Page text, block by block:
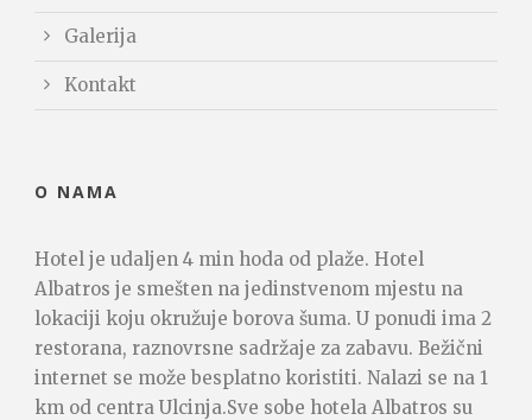
Galerija
Kontakt
O NAMA
Hotel je udaljen 4 min hoda od plaže. Hotel
Albatros je smešten na jedinstvenom mjestu na
lokaciji koju okružuje borova šuma. U ponudi ima 2
restorana, raznovrsne sadržaje za zabavu. Bežični
internet se može besplatno koristiti. Nalazi se na 1
km od centra Ulcinja.Sve sobe hotela Albatros su